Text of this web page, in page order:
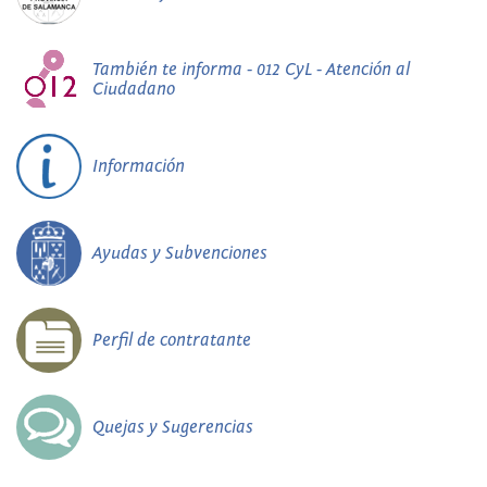
También te informa - 012 CyL - Atención al
Ciudadano
Información
Ayudas y Subvenciones
Perfil de contratante
Quejas y Sugerencias